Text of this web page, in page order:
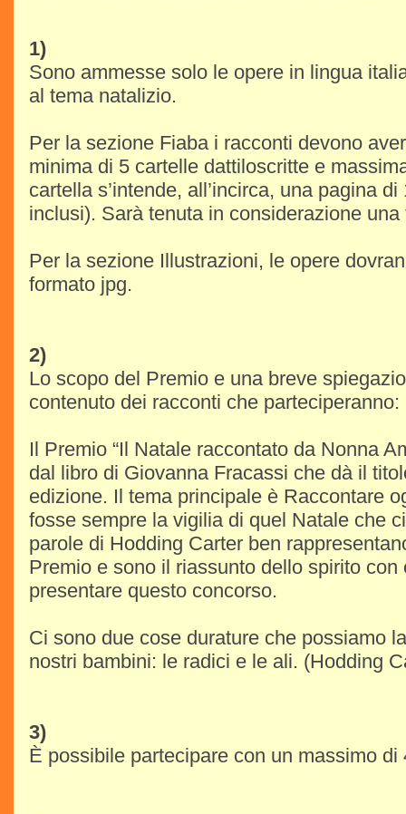
1)
Sono ammesse solo le opere in lingua
al tema natalizio.
Per la sezione Fiaba i racconti devono
minima di 5 cartelle dattiloscritte e
cartella s’intende, all’incirca, una pagina
inclusi). Sarà tenuta in considerazione
Per la sezione Illustrazioni, le opere
formato jpg.
2)
Lo scopo del Premio e una breve
contenuto dei racconti che parteciperanno:
Il Premio “Il Natale raccontato da Nonna
dal libro di Giovanna Fracassi che dà il
edizione. Il tema principale è Raccontare
fosse sempre la vigilia di quel Natale che
parole di Hodding Carter ben
Premio e sono il riassunto dello spirito con
presentare questo concorso.
Ci sono due cose durature che possiamo
nostri bambini: le radici e le ali. (Hodding
3)
È possibile partecipare con un massimo di